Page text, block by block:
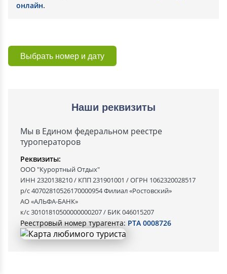
онлайн.
Выбрать номер и дату
Наши реквизиты
Мы в Едином федеральном реестре
туроператоров
Реквизиты:
ООО "Курортный Отдых"
ИНН 2320138210 / КПП 231901001 / ОГРН 1062320028517
р/с 40702810526170000954 Филиал «Ростовский»
АО «АЛЬФА-БАНК»
к/с 30101810500000000207 / БИК 046015207
Реестровый номер турагента: РТА 0008726